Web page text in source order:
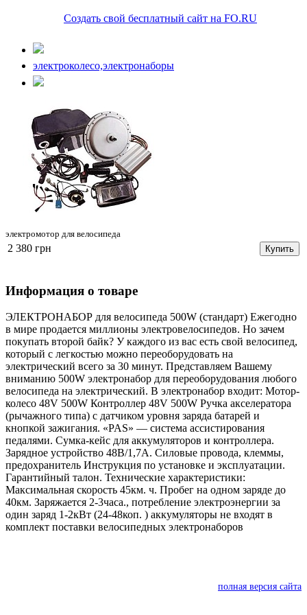
Создать свой бесплатный сайт на FO.RU
электроколесо,электронаборы
электромотор для велосипеда
2 380 грн Купить
Информация о товаре
ЭЛЕКТРОНАБОР для велосипеда 500W (стандарт) Ежегодно
в мире продается миллионы электровелосипедов. Но зачем
покупать второй байк? У каждого из вас есть свой велосипед,
который с легкостью можно переоборудовать на
электрический всего за 30 минут. Представляем Вашему
вниманию 500W электронабор для переоборудования любого
велосипеда на электрический. В электронабор входит: Мотор-
колесо 48V 500W Контроллер 48V 500W Ручка акселератора
(рычажного типа) с датчиком уровня заряда батарей и
кнопкой зажигания. «PAS» — система ассистирования
педалями. Сумка-кейс для аккумуляторов и контроллера.
Зарядное устройство 48В/1,7А. Силовые провода, клеммы,
предохранитель Инструкция по установке и эксплуатации.
Гарантийный талон. Технические характеристики:
Максимальная скорость 45км. ч. Пробег на одном заряде до
40км. Заряжается 2-3часа., потребление электроэнергии за
один заряд 1-2кВт (24-48коп. ) аккумуляторы не входят в
комплект поставки велосипедных электронаборов
полная версия сайта